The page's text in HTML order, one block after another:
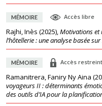
MÉMOIRE Accès libre
Rajhi, Inès (2025),Motivations et
l’hôtellerie : une analyse basée
MÉMOIRE Accès restreint
Ramanitrera, Faniry Ny Aina (
voyageurs II : déterminants
des outils d’IA pour la